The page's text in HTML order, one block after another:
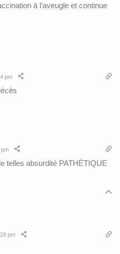
à l’aveugle et continue
pm
pm
telles absurdité PATHÉTIQUE
pm